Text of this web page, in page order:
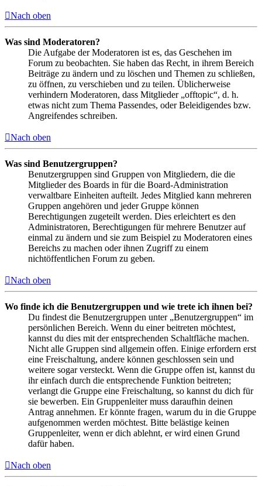
Nach oben
Was sind Moderatoren?
Die Aufgabe der Moderatoren ist es, das Geschehen im
Forum zu beobachten. Sie haben das Recht, in ihrem Bereich
Beiträge zu ändern und zu löschen und Themen zu schließen,
zu öffnen, zu verschieben und zu teilen. Üblicherweise
verhindern Moderatoren, dass Mitglieder „offtopic“, d. h.
etwas nicht zum Thema Passendes, oder Beleidigendes bzw.
Angreifendes schreiben.
Nach oben
Was sind Benutzergruppen?
Benutzergruppen sind Gruppen von Mitgliedern, die die
Mitglieder des Boards in für die Board-Administration
verwaltbare Einheiten aufteilt. Jedes Mitglied kann mehreren
Gruppen angehören und jeder Gruppe können
Berechtigungen zugeteilt werden. Dies erleichtert es den
Administratoren, Berechtigungen für mehrere Benutzer auf
einmal zu ändern und sie zum Beispiel zu Moderatoren eines
Bereichs zu machen oder ihnen Zugriff zu einem
nichtöffentlichen Forum zu geben.
Nach oben
Wo finde ich die Benutzergruppen und wie trete ich ihnen bei?
Du findest die Benutzergruppen unter „Benutzergruppen“ im
persönlichen Bereich. Wenn du einer beitreten möchtest,
kannst du dies mit der entsprechenden Schaltfläche machen.
Nicht alle Gruppen sind allgemein offen. Einige erfordern erst
eine Freischaltung, andere können geschlossen sein und
weitere sogar versteckt. Wenn die Gruppe offen ist, kannst du
ihr einfach durch die entsprechende Funktion beitreten;
verlangt die Gruppe eine Freischaltung, so kannst du dich für
sie bewerben. Ein Gruppenleiter muss daraufhin deinen
Antrag annehmen. Er könnte fragen, warum du in die Gruppe
aufgenommen werden möchtest. Bitte belästige keinen
Gruppenleiter, wenn er dich ablehnt, er wird einen Grund
dafür haben.
Nach oben